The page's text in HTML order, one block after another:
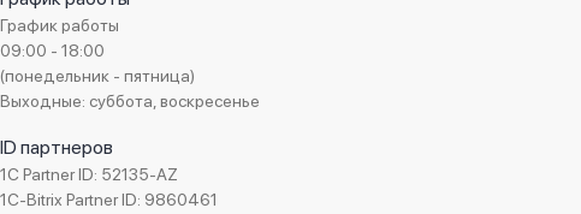
График работы
09:00 - 18:00
(понедельник - пятница)
Выходные: суббота, воскресенье
ID партнеров
1C Partner ID: 52135-AZ
1C-Bitrix Partner ID: 9860461